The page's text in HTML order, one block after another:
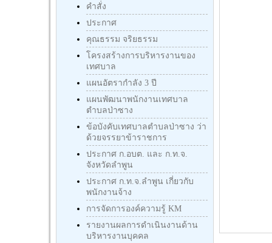
คำสั่ง
ประกาศ
คุณธรรม จริยธรรม
โครงสร้างการบริหารงานของ
เทศบาล
แผนอัตรากำลัง 3 ปี
แผนพัฒนาพนักงานเทศบาล
ตำบลป่าซาง
ข้อบังคับเทศบาลตำบลป่าซาง ว่า
ด้วยจรรยาข้าราชการ
ประกาศ ก.อบต. และ ก.ท.จ.
จังหวัดลำพูน
ประกาศ ก.ท.จ.ลำพูน เกี่ยวกับ
พนักงานจ้าง
การจัดการองค์ความรู้ KM
รายงานผลการดำเนินงานด้าน
บริหารงานบุคคล